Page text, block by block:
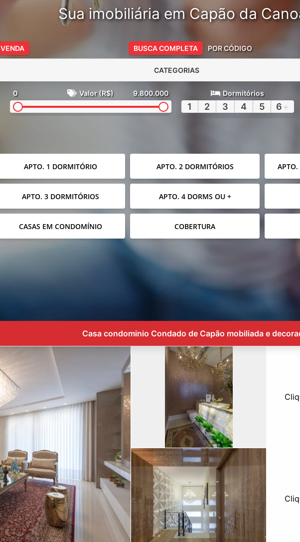
Sua imobiliária em Capão da
VENDA BUSCA COMPLETA POR CÓDIGO
CATEGORIAS
0 Valor (R$) 9.800.000 Dormitórios
1 2 3 4 5 6 +
APTO. 1 DORMITÓRIO APTO. 2 DORMITÓRIOS APTO.
APTO. 3 DORMITÓRIOS APTO. 4 DORMS OU +
CASAS EM CONDOMÍNIO COBERTURA
Casa condominio Condado de Capão mobiliada e